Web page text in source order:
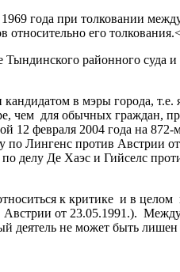
года при толковании
относительно его
районного суда
в мэры города,
чем для обычных граждан,
12 февраля 2004 года на
Лингенс против Австрии
делу Де Хаэс и Гийселс
к критике и в
от 23.05.1991.).
не может быть